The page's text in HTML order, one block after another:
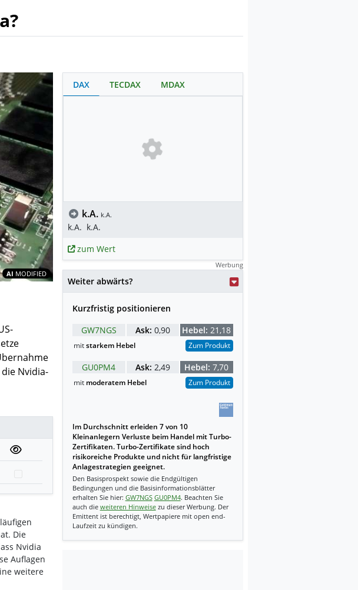
AI MODIFIED Inhalte teilweise mit KI erstellt.
Nvidia-
Die
Nvidia
Auflagen
weitere
DAX TECDAX MDAX
k.A. k.A.
k.A. k.A.
zum Wert
Werbung
Weiter abwärts?
Kurzfristig positionieren
GW7NGS
Ask: 0,90 Hebel: 21,18
mitstarkem Hebel Zum Produkt
GU0PM4 Ask: 2,49 Hebel: 7,70
mit moderatem Hebel Zum Produkt
Im Durchschnitt erleiden 7 von 10
Kleinanlegern Verluste beim Handel mit Turbo-
Zertifikaten. Turbo-Zertifikate sind hoch
risikoreiche Produkte und nicht für langfristige
Anlagestrategien geeignet.
Den Basisprospekt sowie die Endgültigen
Bedingungen und die Basisinformationsblätter
erhalten Sie hier: GW7NGS GU0PM4. Beachten Sie
auch die weiteren Hinweisezu dieser Werbung. Der
Emittent ist berechtigt, Wertpapiere mit open end-
Laufzeit zu kündigen.